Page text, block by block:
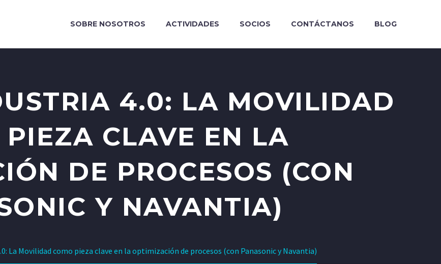
SOBRE NOSOTROS ACTIVIDADES SOCIOS CONTÁCTANOS BLOG
4.0: LA MOVILIDAD
PIEZA CLAVE EN LA
DE PROCESOS (CON
Y NAVANTIA)
La Movilidad como pieza clave en la optimización de procesos (con Panasonic y Navantia)